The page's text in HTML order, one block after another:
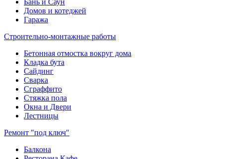
Бань и Саун
Домов и котеджей
Гаража
Строительно-монтажные работы
Бетонная отмостка вокруг дома
Кладка бута
Сайдинг
Сварка
Сграффито
Стяжка пола
Окна и Двери
Лестницы
Ремонт "под ключ"
Балкона